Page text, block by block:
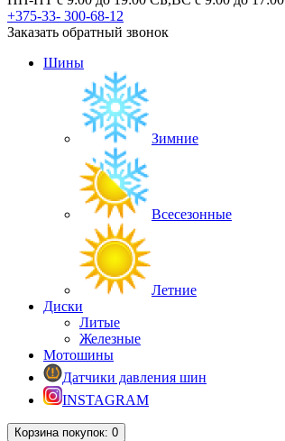
+375-33- 300-68-12
Заказать обратный звонок
Шины
Зимние
Всесезонные
Летние
Диски
Литые
Железные
Мотошины
Датчики давления шин
INSTAGRAM
Корзинапокупок: 0